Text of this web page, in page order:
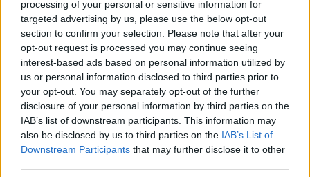
processing of your personal or sensitive information for
targeted advertising by us, please use the below opt-out
section to confirm your selection. Please note that after your
opt-out request is processed you may continue seeing
interest-based ads based on personal information utilized by
us or personal information disclosed to third parties prior to
your opt-out. You may separately opt-out of the further
disclosure of your personal information by third parties on the
IAB’s list of downstream participants. This information may
also be disclosed by us to third parties on the IAB’s List of
Downstream Participants that may further disclose it to other
tačiau vadovaujant šiam treneriui to
nebenoriu. Nebenoriu ir būti siejamas su
žmogumi, kuris sąmoningai žiniasklaidai
mane vaizduoja kaip blogį.“
Susiję straipsniai